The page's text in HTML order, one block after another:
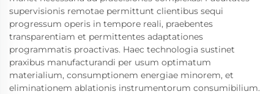
supervisionis remotae permittunt clientibus sequi
progressum operis in tempore reali, praebentes
transparentiam et permittentes adaptationes
programmatis proactivas. Haec technologia sustinet
praxibus manufacturandi per usum optimatum
materialium, consumptionem energiae minorem, et
eliminationem ablationis instrumentorum consumibilium.